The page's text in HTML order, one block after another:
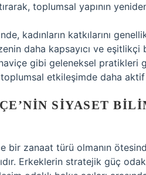
toplumsal yapının
kadınların katkılarını
daha kapsayıcı ve
gibi geleneksel pratikleri
etkileşimde daha
SIYASET
bir zanaat türü olmanın
Erkeklerin stratejik güç